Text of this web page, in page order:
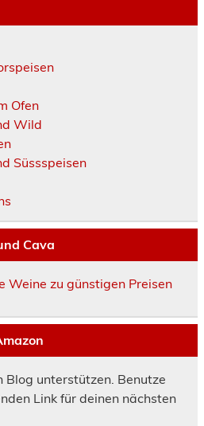
Ofen
Wild
Süssspeisen
Cava
Weine zu günstigen Preisen
Blog unterstützen. Benutze
Link für deinen nächsten